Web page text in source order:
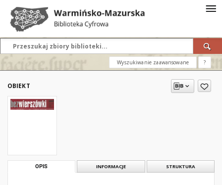
Wyszukiwanie zaawansowane ?
OBIEKT
OPIS INFORMACJE STRUKTURA